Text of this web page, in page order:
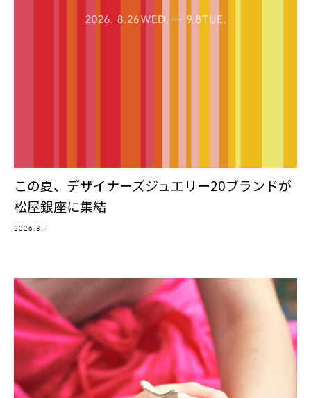
この夏、デザイナーズジュエリー20ブランドが
松屋銀座に集結
2026.8.7